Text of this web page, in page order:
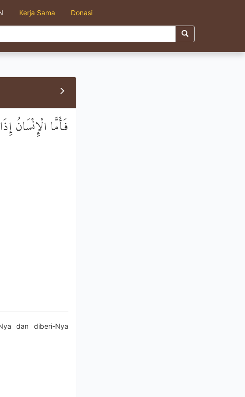
Kerja Sama Donasi
فَأَمَّا الْإِنْسَانُ
dan diberi-Nya